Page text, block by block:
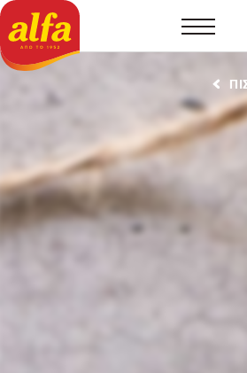
Παράκαμψη προς το κυρίως